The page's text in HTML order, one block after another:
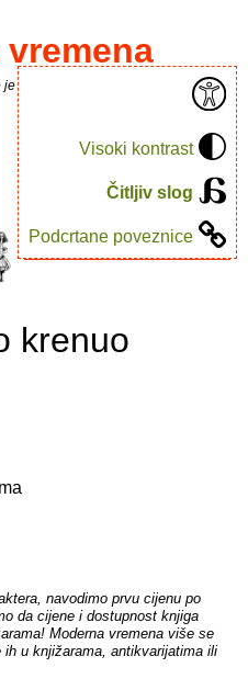
Visoki kontrast
Čitljiv slog
Podcrtane poveznice
puno knjiga.
krenuo
navodimo prvu cijenu po
da cijene i dostupnost knjiga
Moderna vremena više se
u knjižarama, antikvarijatima ili